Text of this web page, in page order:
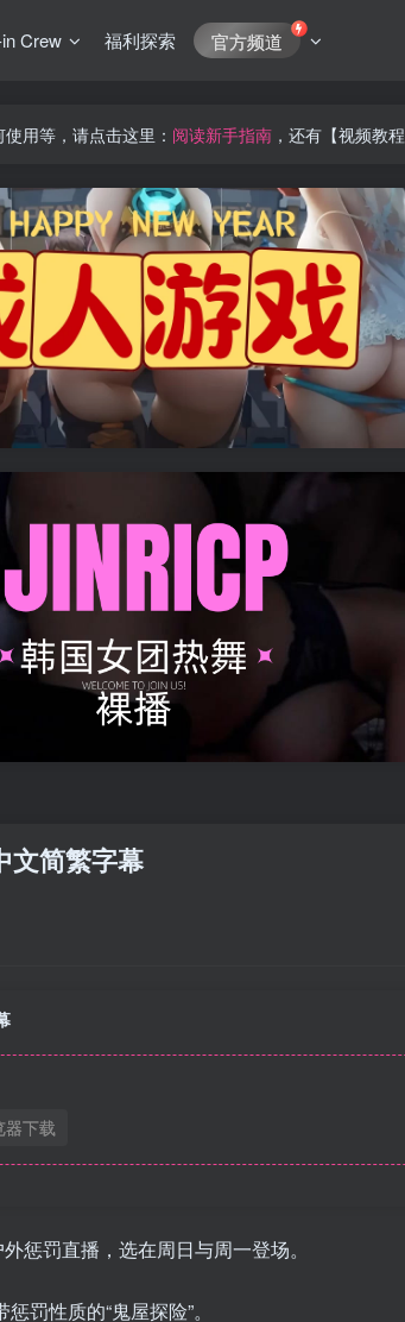
Crew 福利探索 官方频道
用等，请点击这里： 阅读新手指南 ，还有【视频教
文简繁字幕
器下载
惩罚直播，选在周日与周一登场。
罚性质的“鬼屋探险”。